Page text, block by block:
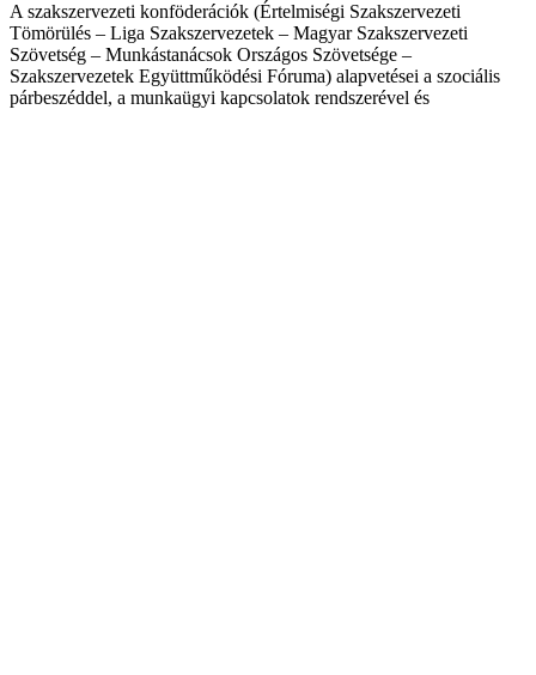
A szakszervezeti konföderációk (Értelmiségi Szakszervezeti
Tömörülés – Liga Szakszervezetek – Magyar Szakszervezeti
Szövetség – Munkástanácsok Országos Szövetsége –
Szakszervezetek Együttműködési Fóruma) alapvetései a szociális
párbeszéddel, a munkaügyi kapcsolatok rendszerével és